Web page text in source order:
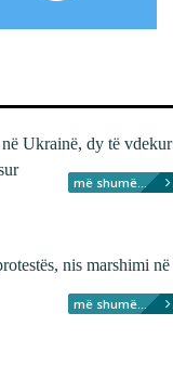
Ukrainë, dy të vdekur
më shumë...
nis marshimi në
më shumë...